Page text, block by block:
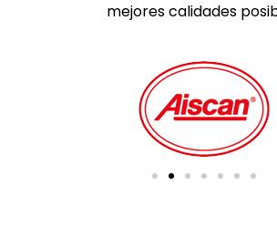
mejores calidades